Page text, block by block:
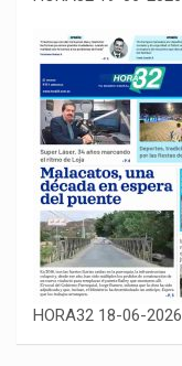
HORA32 18-06-2026